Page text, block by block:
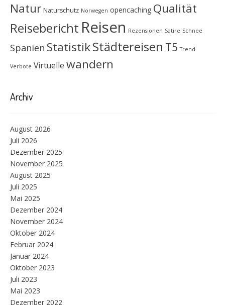
Natur Naturschutz Norwegen opencaching Qualität
Reisebericht Reisen Rezensionen Satire Schnee
Spanien StatistikStädtereisen T5 Trend
Verbote Virtuelle wandern
Archiv
August 2026
Juli 2026
Dezember 2025
November 2025
August 2025
Juli 2025
Mai 2025
Dezember 2024
November 2024
Oktober 2024
Februar 2024
Januar 2024
Oktober 2023
Juli 2023
Mai 2023
Dezember 2022